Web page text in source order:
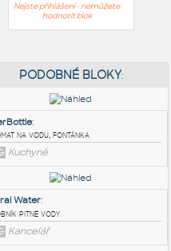
Nejste přihlášeni - nemůžete
hodnotit blok
PODOBNÉ BLOKY